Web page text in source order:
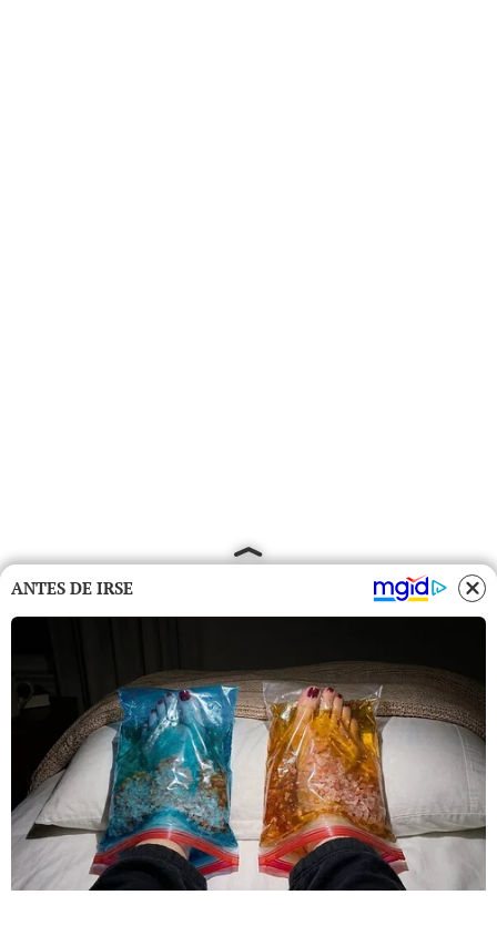
ANTES DE IRSE